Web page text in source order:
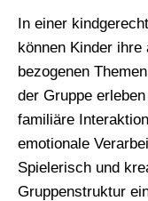
In einer
können Kinder ihre
bezogenen
der Gruppe
familiäre
emotionale
Spielerisch und
Gruppenstruktur